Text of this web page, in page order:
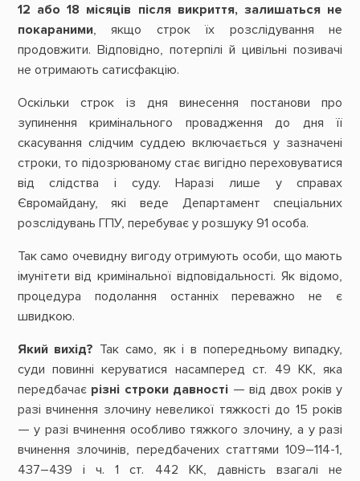
12 або 18 місяців після викриття, залишаться не
покараними, якщо строк їх розслідування не
продовжити. Відповідно, потерпілі й цивільні позивачі
не отримають сатисфакцію.
Оскільки строк із дня винесення постанови про
зупинення кримінального провадження до дня її
скасування слідчим суддею включається у зазначені
строки, то підозрюваному стає вигідно переховуватися
від слідства і суду. Наразі лише у справах
Євромайдану, які веде Департамент спеціальних
розслідувань ГПУ, перебуває у розшуку 91 особа.
Так само очевидну вигоду отримують особи, що мають
імунітети від кримінальної відповідальності. Як відомо,
процедура подолання останніх переважно не є
швидкою.
Який вихід? Так само, як і в попередньому випадку,
суди повинні керуватися насамперед ст. 49 КК, яка
передбачає різні строки давності — від двох років у
разі вчинення злочину невеликої тяжкості до 15 років
— у разі вчинення особливо тяжкого злочину, а у разі
вчинення злочинів, передбачених статтями 109–114-1,
437–439 і ч. 1 ст. 442 КК, давність взагалі не